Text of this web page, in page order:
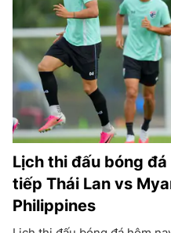
Lịch thi đấu bóng
tiếp Thái Lan vs
Philippines